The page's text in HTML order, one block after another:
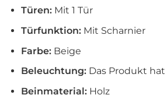
Türen: Mit 1 Tür
Türfunktion: Mit Scharnier
Farbe: Beige
Beleuchtung: Das Produkt
Beinmaterial:Holz